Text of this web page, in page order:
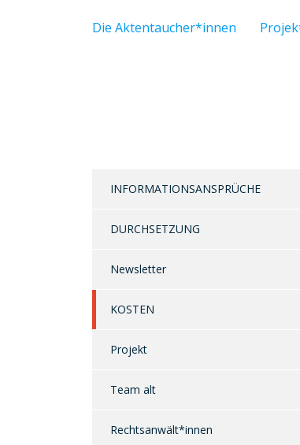
Die Aktentaucher*innen
INFORMATIONSANSPRÜCHE
DURCHSETZUNG
Newsletter
KOSTEN
Projekt
Team alt
Rechtsanwält*innen